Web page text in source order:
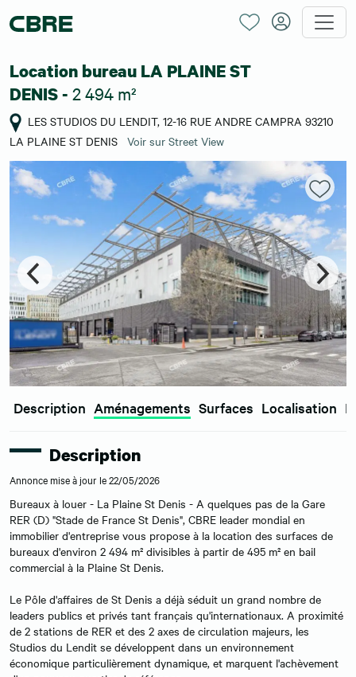
Location bureau LA PLAINE ST
DENIS - 2 494 m²
LES STUDIOS DU LENDIT, 12-16 RUE ANDRE CAMPRA 93210
LA PLAINE ST DENIS Voir sur Street View
Description Aménagements Surfaces Localisation
Description
Annonce mise à jour le 22/05/2026
Bureaux à louer - La Plaine St Denis - A quelques pas de la Gare
RER (D) "Stade de France St Denis", CBRE leader mondial en
immobilier d'entreprise vous propose à la location des surfaces de
bureaux d'environ 2 494 m² divisibles à partir de 495 m² en bail
commercial à la Plaine St Denis.
Le Pôle d'affaires de St Denis a déjà séduit un grand nombre de
leaders publics et privés tant français qu'internationaux. A proximité
de 2 stations de RER et des 2 axes de circulation majeurs, les
Studios du Lendit se développent dans un environnement
économique particulièrement dynamique, et marquent l'achèvement